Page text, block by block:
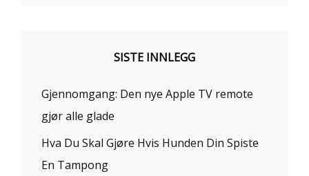
SISTE INNLEGG
Gjennomgang: Den nye Apple TV remote
gjør alle glade
Hva Du Skal Gjøre Hvis Hunden Din Spiste
En Tampong